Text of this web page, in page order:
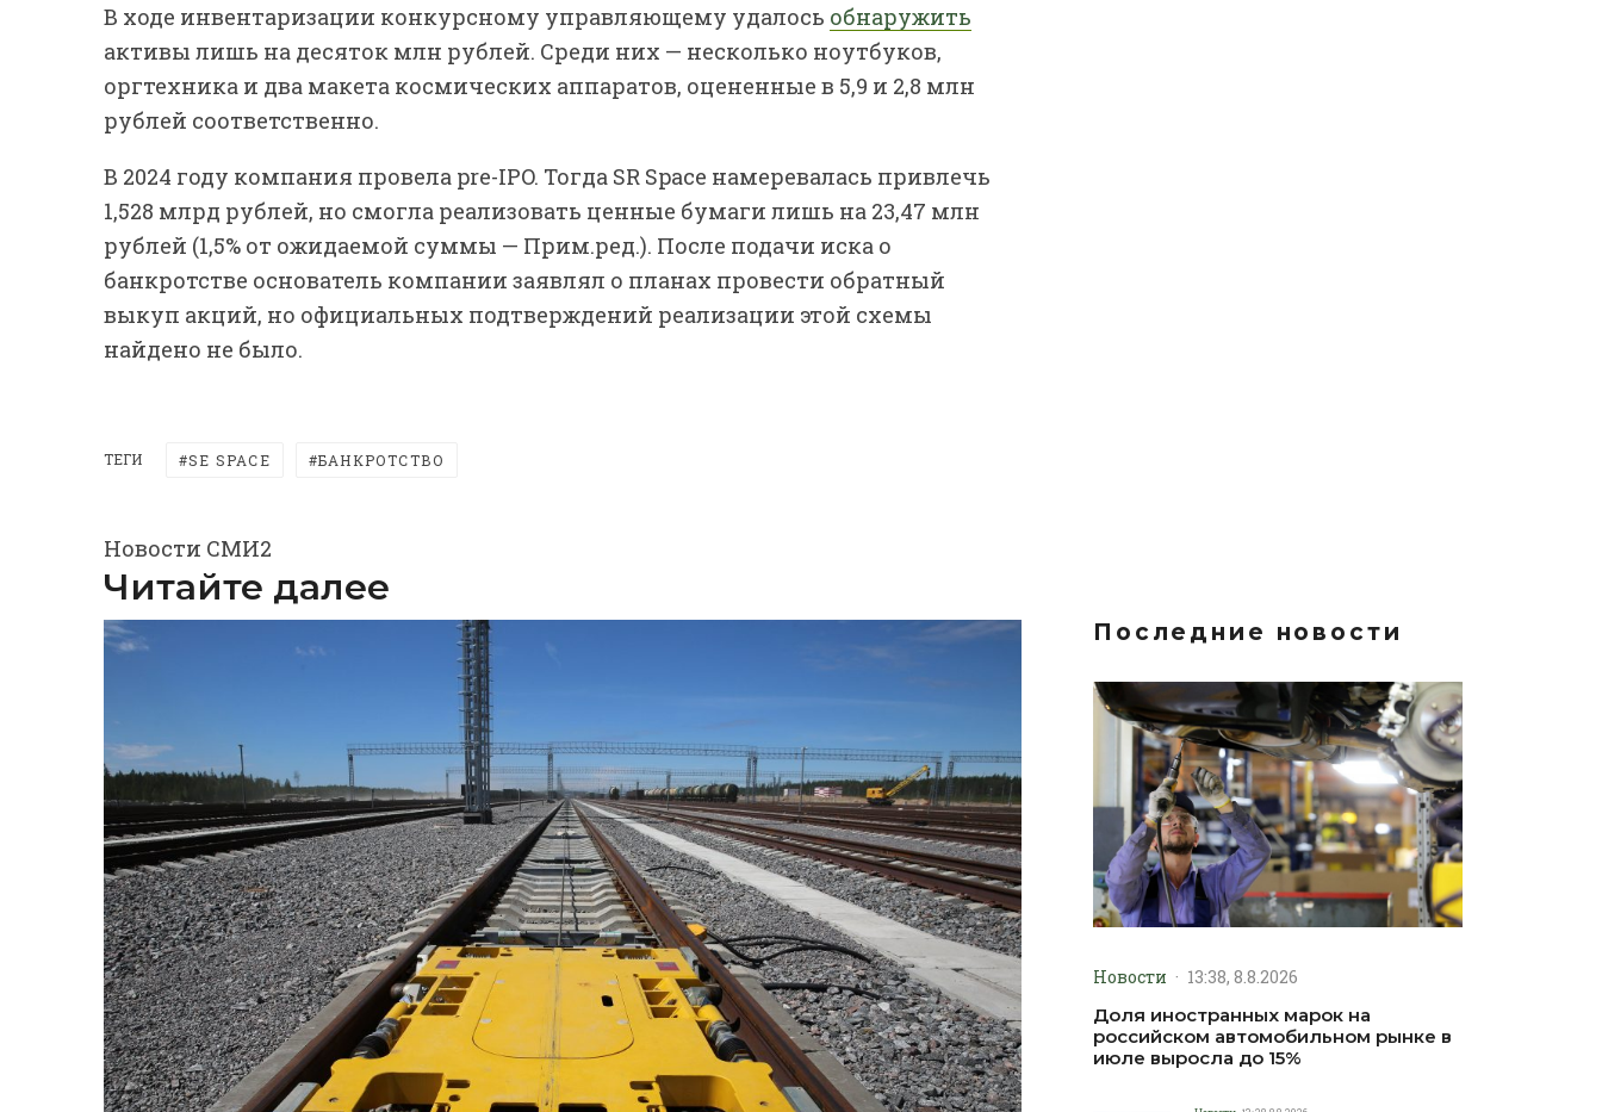
В ходе инвентаризации конкурсному управляющему удалось обнаружить
активы лишь на десяток млн рублей. Среди них — несколько ноутбуков,
оргтехника и два макета космических аппаратов, оцененные в 5,9 и 2,8 млн
рублей соответственно.
В 2024 году компания провела pre-IPO. Тогда SR Space намеревалась привлечь
1,528 млрд рублей, но смогла реализовать ценные бумаги лишь на 23,47 млн
рублей (1,5% от ожидаемой суммы — Прим.ред.). После подачи иска о
банкротстве основатель компании заявлял о планах провести обратный
выкуп акций, но официальных подтверждений реализации этой схемы
найдено не было.
ТЕГИ SE SPACE БАНКРОТСТВО
Новости СМИ2
Читайте далее
Последние новости
Новости · 13:38, 8.8.2026
Доля иностранных марок на
российском автомобильном рынке в
июле выросла до 15%